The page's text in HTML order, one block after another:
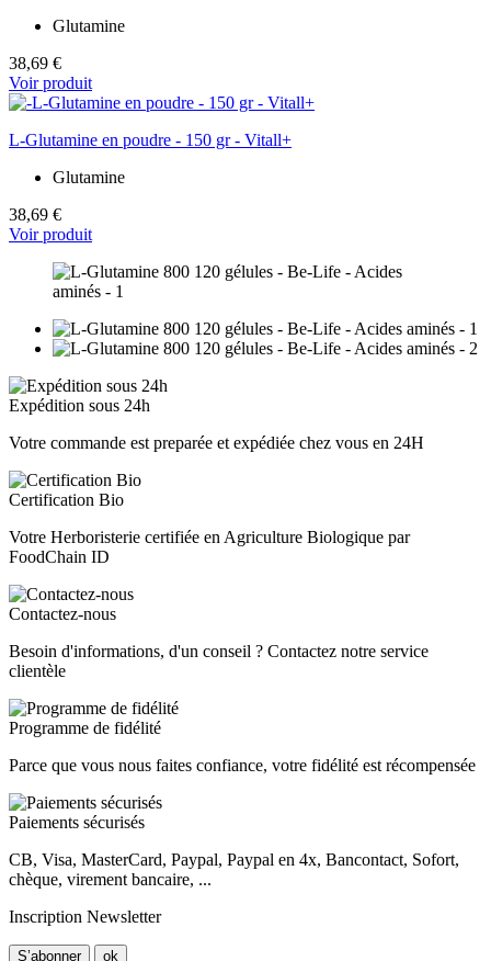
Glutamine
38,69 €
Voir produit
L-Glutamine en poudre - 150 gr - Vitall+
Glutamine
38,69 €
Voir produit
Expédition sous 24h
Votre commande est preparée et expédiée chez vous en 24H
Certification Bio
Votre Herboristerie certifiée en Agriculture Biologique par
FoodChain ID
Contactez-nous
Besoin d'informations, d'un conseil ? Contactez notre service
clientèle
Programme de fidélité
Parce que vous nous faites confiance, votre fidélité est récompensée
Paiements sécurisés
CB, Visa, MasterCard, Paypal, Paypal en 4x, Bancontact, Sofort,
chèque, virement bancaire, ...
Inscription Newsletter